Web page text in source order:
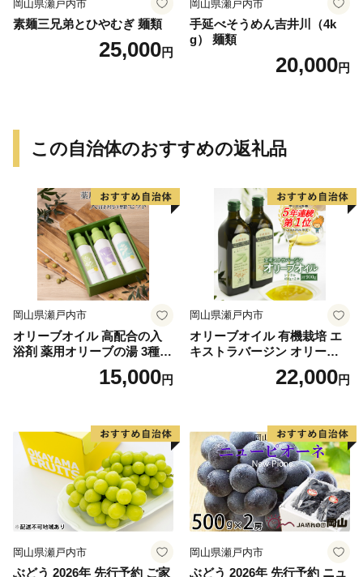
岡山県瀬戸内市
素麺三兄弟とひやむぎ 麺類
25,000円
岡山県瀬戸内市
手延べそうめん吉井川（4k
g） 麺類
20,000円
この自治体のおすすめの返礼品
岡山県瀬戸内市
オリーブオイル 高配合の入
浴剤 薬用オリーブの湯 3種
セット 1本 500ml オリーブ
オイル 油 オリーブ油 薬用 液
15,000円
岡山県瀬戸内市
オリーブオイル 有機栽培 エ
キストラバージン オリーブ
オイル シングル 2本 セット
オーガニック 調味料 油 オリ
22,000円
岡山県瀬戸内市
ぶどう 2026年 先行予約 ご家
岡山県瀬戸内市
ぶどう 2026年 先行予約 ニュ